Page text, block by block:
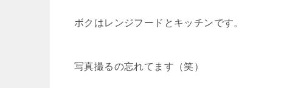
ボクはレンジフードとキッチンです。
写真撮るの忘れてます（笑）